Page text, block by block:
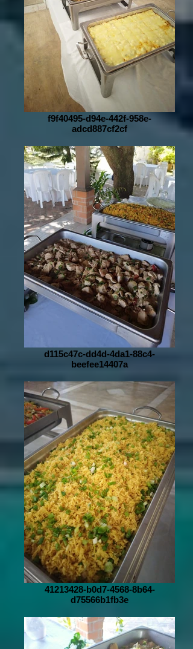
f9f40495-d94e-442f-958e-
adcd887cf2cf
d115c47c-dd4d-4da1-88c4-
beefee14407a
41213428-b0d7-4568-8b64-
d75566b1fb3e